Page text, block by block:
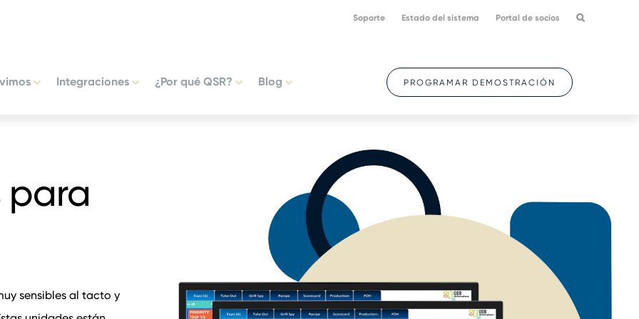
Soporte Estado del sistema Portal de socios
Integraciones ¿Por qué QSR? Blog PROGRAMAR DEMOSTRACIÓN
para
sensibles al tacto y